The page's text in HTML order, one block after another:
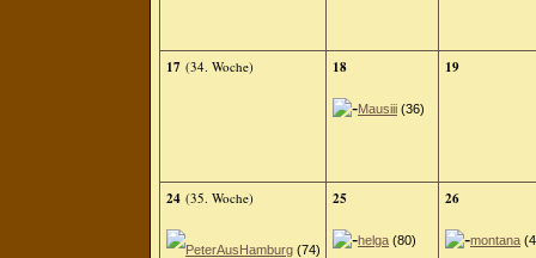
17 (34. Woche) 18
Mausiii (36)
19
24 (35. Woche)
PeterAusHamburg (74)
25
helga (80)
26
montana